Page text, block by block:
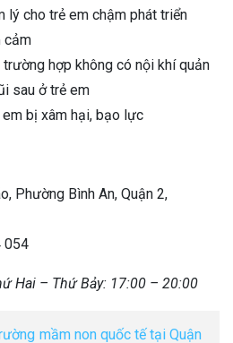
lý cho trẻ em chậm phát triển
cảm
hợp không có nội khí quản
sau ở trẻ em
bị xâm hại, bạo lực
Phường Bình An, Quận 2,
054
Hai – Thứ Bảy: 17:00 – 20:00
mầm non quốc tế tại Quận